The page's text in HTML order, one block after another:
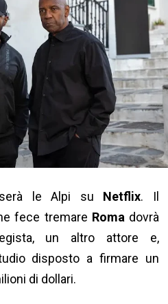
le Alpi su Netflix. Il
fece tremare Romadovrà
un altro attore e,
disposto a firmare un
di dollari.